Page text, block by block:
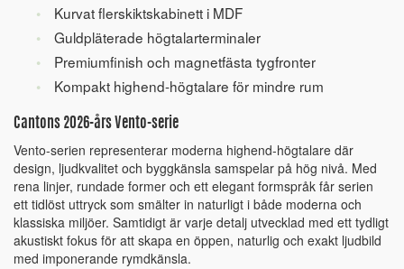
Kurvat flerskiktskabinett i MDF
Guldpläterade högtalarterminaler
Premiumfinish och magnetfästa tygfronter
Kompakt highend-högtalare för mindre rum
Cantons 2026-års Vento-serie
Vento-serien representerar moderna highend-högtalare där
design, ljudkvalitet och byggkänsla samspelar på hög nivå. Med
rena linjer, rundade former och ett elegant formspråk får serien
ett tidlöst uttryck som smälter in naturligt i både moderna och
klassiska miljöer. Samtidigt är varje detalj utvecklad med ett tydligt
akustiskt fokus för att skapa en öppen, naturlig och exakt ljudbild
med imponerande rymdkänsla.